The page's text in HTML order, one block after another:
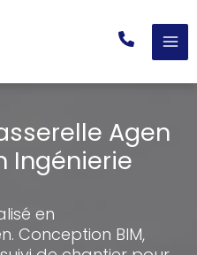
Agen
Ingénierie
en
Conception BIM,